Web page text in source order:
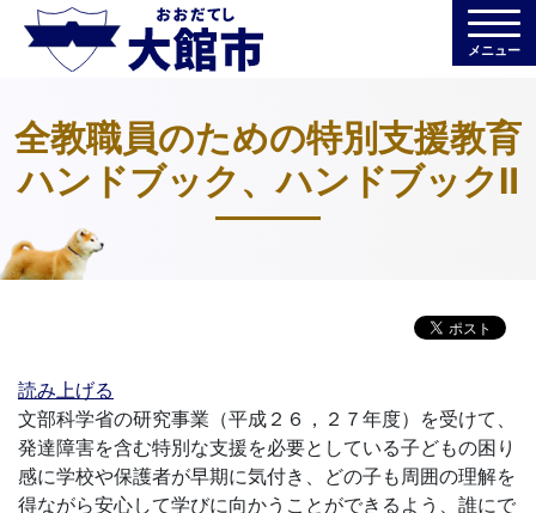
メニュー
全教職員のための特別支援教育
ハンドブック、ハンドブックⅡ
読み上げる
文部科学省の研究事業（平成２６，２７年度）を受けて、
発達障害を含む特別な支援を必要としている子どもの困り
感に学校や保護者が早期に気付き、どの子も周囲の理解を
得ながら安心して学びに向かうことができるよう、誰にで